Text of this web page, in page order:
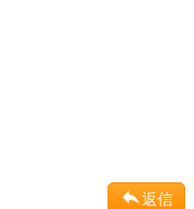
返信